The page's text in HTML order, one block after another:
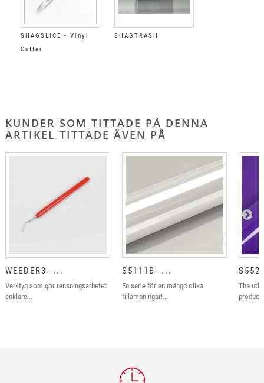
SHAGSLICE - Vinyl
Cutter
SHAGTRASH
KUNDER SOM TITTADE PÅ DENNA
ARTIKEL TITTADE ÄVEN PÅ
WEEDER3 -...
Verktyg som gör rensningsarbetet
enklare...
S5111B -...
En serie för en mängd olika
tillämpningar!...
The